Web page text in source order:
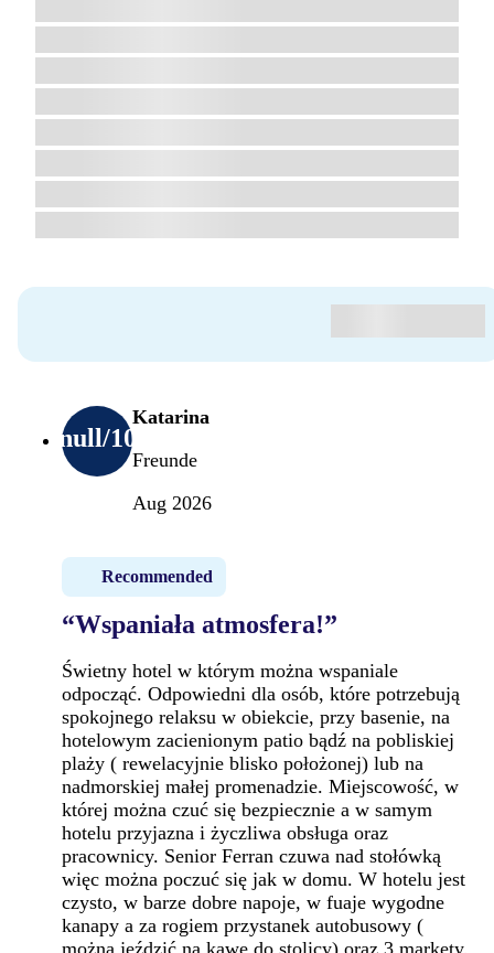
null/10
Katarina
Freunde
Aug 2026
Recommended
“Wspaniała atmosfera!”
Świetny hotel w którym można wspaniale
odpocząć. Odpowiedni dla osób, które potrzebują
spokojnego relaksu w obiekcie, przy basenie, na
hotelowym zacienionym patio bądź na pobliskiej
plaży ( rewelacyjnie blisko położonej) lub na
nadmorskiej małej promenadzie. Miejscowość, w
której można czuć się bezpiecznie a w samym
hotelu przyjazna i życzliwa obsługa oraz
pracownicy. Senior Ferran czuwa nad stołówką
więc można poczuć się jak w domu. W hotelu jest
czysto, w barze dobre napoje, w fuaje wygodne
kanapy a za rogiem przystanek autobusowy (
można jeździć na kawę do stolicy) oraz 3 markety.